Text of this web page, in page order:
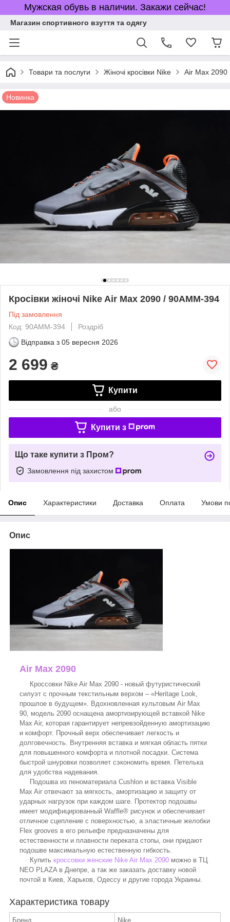
Мужская обувь в наличии. Закажи сейчас!
Магазин спортивного взуття та одягу
Товари та послуги Жіночі кросівки Nike Air Max 2090
Новинка
Кросівки жіночі Nike Air Max 2090 / 90AMM-394
Під замовлення
Код: 90AMM-394
Роздріб
Відправка з 05 вересня 2026
2 699 ₴
Купити
або
Купити з
Що таке купити з Пром?
Замовлення під захистом
Опис Характеристики Доставка Оплата Умови
Опис
Air Max 2090
Кроссовки Nike Air Max 2090 - новый футуристический
силуэт с прочным текстильным верхом – «Heritage Look,
прошлое в будущем». Вдохновленная культовым Air Max
90, модель 2090 оснащена амортизирующей вставкой Nike
Max Air, которая гарантирует непревзойденную амортизацию
и комфорт. Прочный верх обеспечивает легкость и
долговечность. Внутренняя вставка и мягкая область пятки
для повышенного комфорта и плотной посадки. Система
быстрой шнуровки позволяет сэкономить время. Петелька
для удобства надевания.
Подошва из пеноматериала Cushlon и вставка Visible
Max Air отвечают за мягкость, амортизацию и защиту от
ударных нагрузок при каждом шаге. Протектор подошвы
имеет модифицированный Waffle® рисунок и обеспечивает
отличное сцепление с поверхностью, а эластичные желобки
Flex grooves в его рельефе предназначены для
естественности и плавности переката стопы, они придают
подошве максимальную естественную гибкость.
Купить кроссовки женские Nike Air Max 2090 можно в ТЦ
NEO PLAZA в Днепре, а так же заказать доставку новой
почтой в Киев, Харьков, Одессу и другие города Украины.
Характеристика товару
Бренд Nike